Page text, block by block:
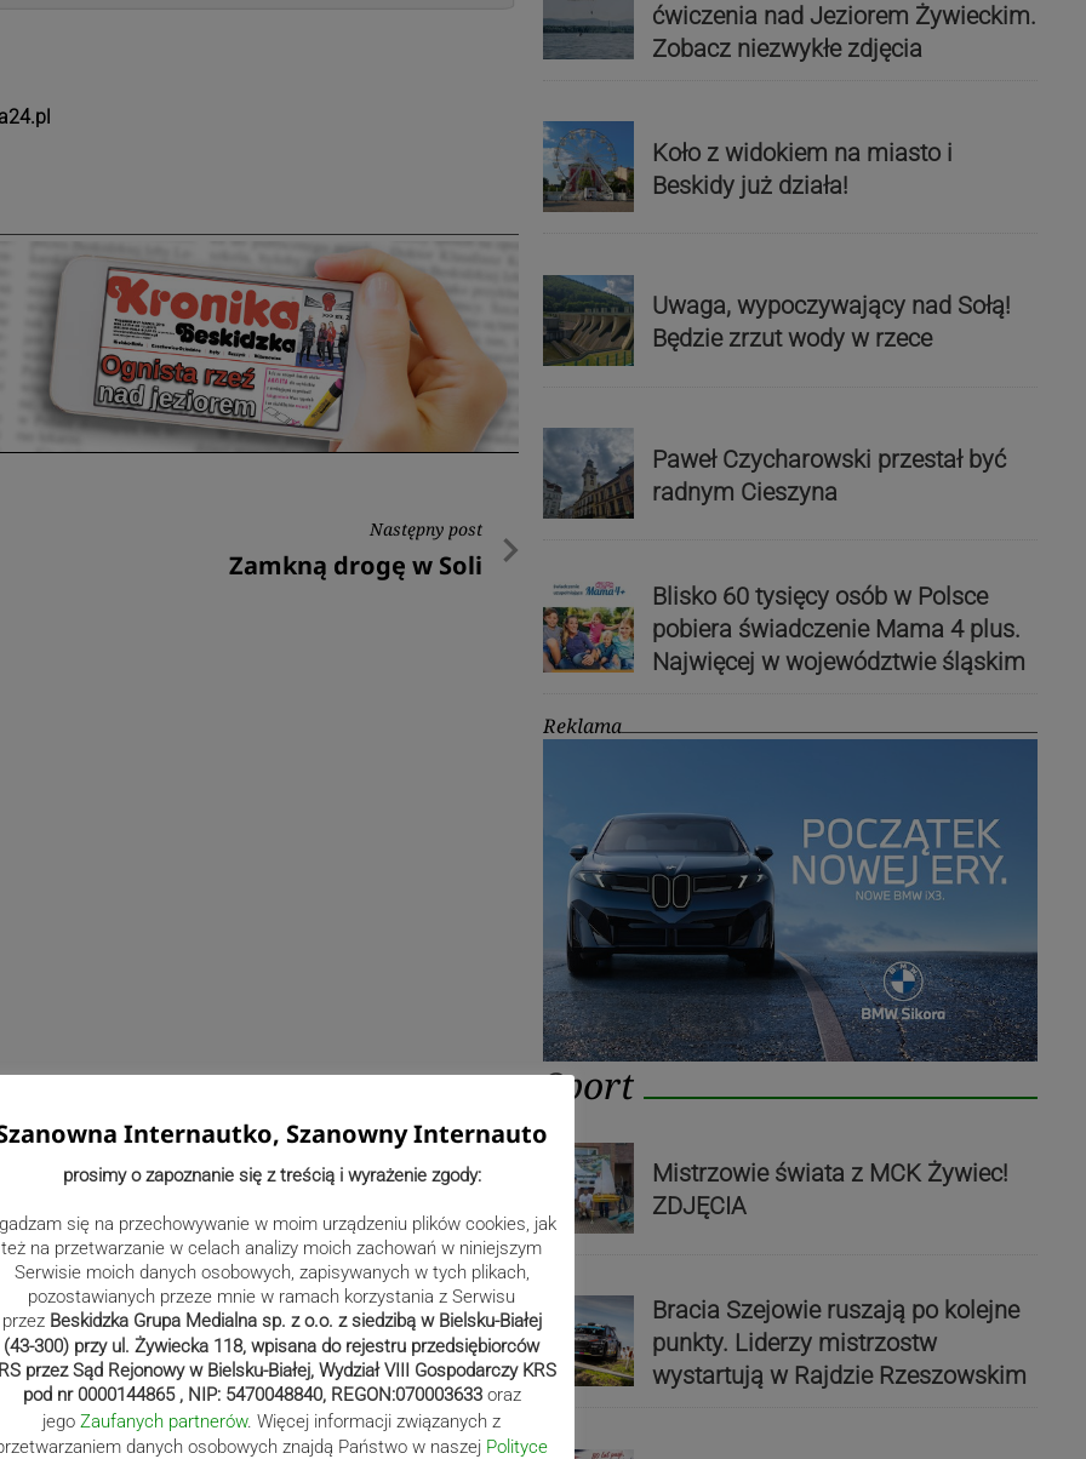
Następny post
Następny
Zamkną drogę w Soli
ćwiczenia nad Jeziorem Żywieckim.
Zobacz niezwykłe zdjęcia
Koło z widokiem na miasto i
Beskidy już działa!
Uwaga, wypoczywający nad Sołą!
Będzie zrzut wody w rzece
Paweł Czycharowski przestał być
radnym Cieszyna
Blisko 60 tysięcy osób w Polsce
pobiera świadczenie Mama 4 plus.
Najwięcej w województwie śląskim
Reklama
Sport
Mistrzowie świata z MCK Żywiec!
ZDJĘCIA
Bracia Szejowie ruszają po kolejne
punkty. Liderzy mistrzostw
wystartują w Rajdzie Rzeszowskim
Internautko, Szanowny Internauto
prosimy o zapoznanie się z treścią i wyrażenie zgody:
się na przechowywanie w moim urządzeniu plików cookies, jak
też na przetwarzanie w celach analizy moich zachowań w niniejszym
Serwisie moich danych osobowych, zapisywanych w tych plikach,
pozostawianych przeze mnie w ramach korzystania z Serwisu
przez Beskidzka Grupa Medialna sp. z o.o. z siedzibą w Bielsku-Białej
(43-300) przy ul. Żywiecka 118, wpisana do rejestru przedsiębiorców
przez Sąd Rejonowy w Bielsku-Białej, Wydział VIII Gospodarczy KRS
pod nr 0000144865 , NIP: 5470048840, REGON:070003633 oraz
jego Zaufanych partnerów. Więcej informacji związanych z
danych osobowych znajdą Państwo w naszej Polityce